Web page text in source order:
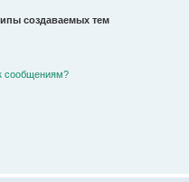
создаваемых тем
сообщениям?